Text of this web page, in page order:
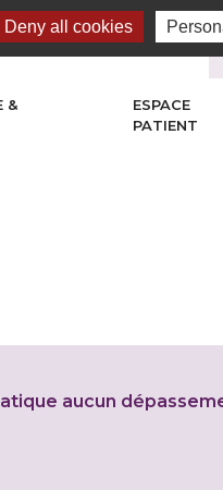
&
ESPACE
PATIENT
aucun
Deny all cookies